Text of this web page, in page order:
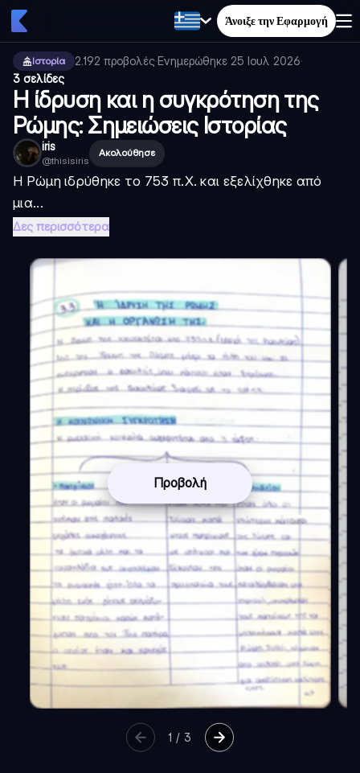
Άνοιξε την Εφαρμογή
Ιστορία 2.192 προβολές·Ενημερώθηκε 25 Ιουλ 2026·
3 σελίδες
Η ίδρυση και η συγκρότηση της
Ρώμης: Σημειώσεις Ιστορίας
iris
@thisisiris
Ακολούθησε
Η Ρώμη ιδρύθηκε το 753 π.Χ. και εξελίχθηκε από
μια...
Δες περισσότερα
Προβολή
1 / 3